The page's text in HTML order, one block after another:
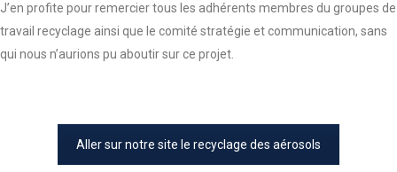
J’en profite pour remercier tous les adhérents membres du groupes de
travail recyclage ainsi que le comité stratégie et communication, sans
qui nous n’aurions pu aboutir sur ce projet.
Aller sur notre site le recyclage des aérosols